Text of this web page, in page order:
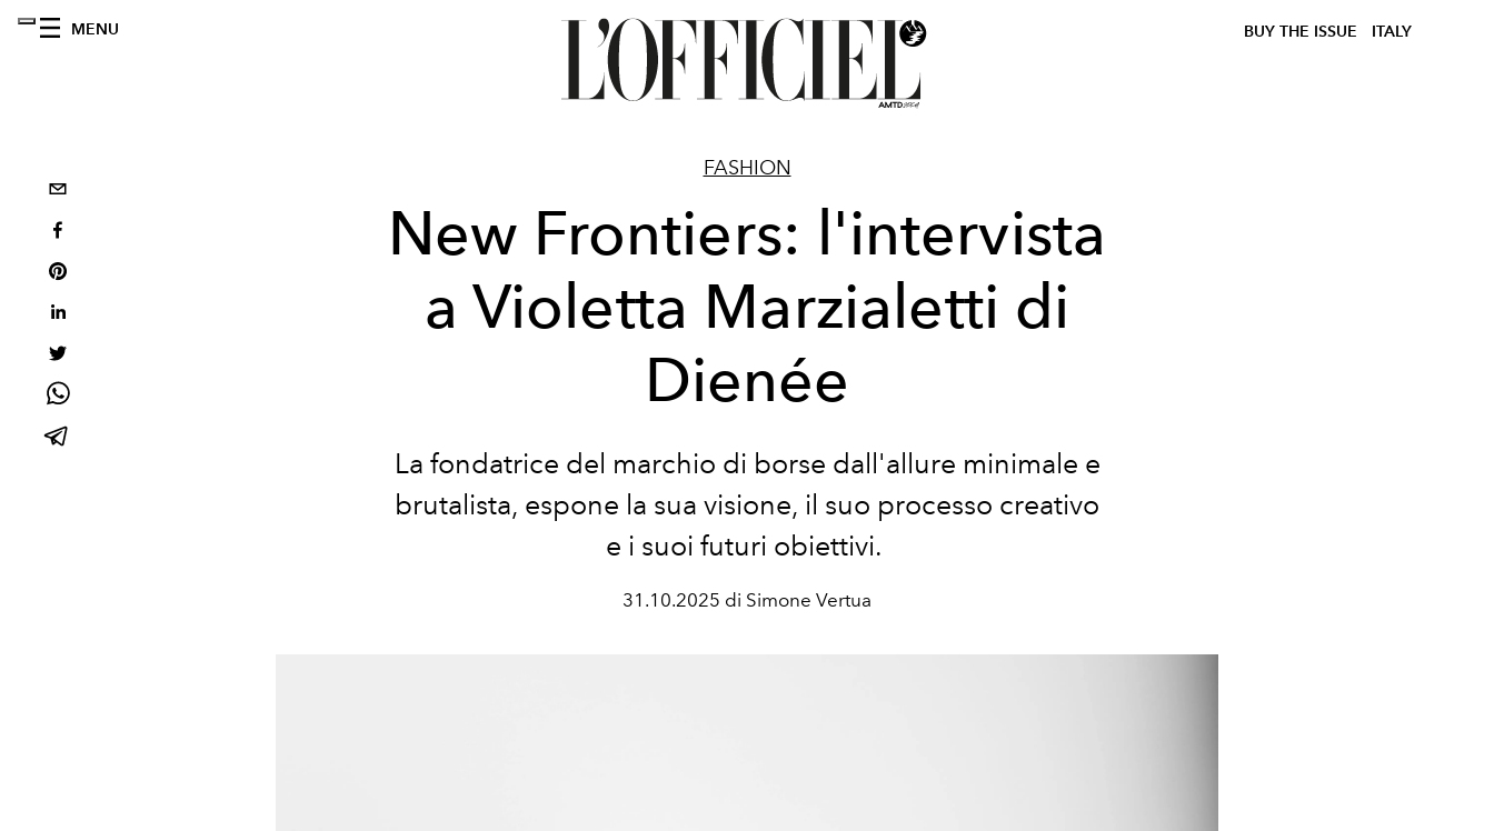
MENU BUY THE ISSUE ITALY
FASHION
New Frontiers: l'intervista
a Violetta Marzialetti di
Dienée
La fondatrice del marchio di borse dall'allure minimale e
brutalista, espone la sua visione, il suo processo creativo
e i suoi futuri obiettivi.
31.10.2025 di Simone Vertua